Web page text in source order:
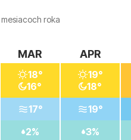
roka
MAR
18°
16°
17°
2%
APR
19°
18°
19°
3%